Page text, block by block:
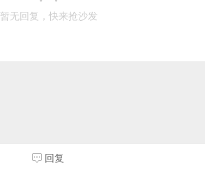
暂无回复，快来抢沙发
回复